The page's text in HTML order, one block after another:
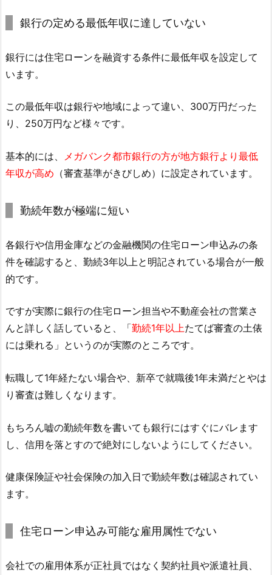
銀行の定める最低年収に達していない
銀行には住宅ローンを融資する条件に最低年収を設定して
います。
この最低年収は銀行や地域によって違い、300万円だった
り、250万円など様々です。
基本的には、
メガバンク都市銀行の方が地方銀行より最低
年収が高め （審査基準がきびしめ）に設定されています。
勤続年数が極端に短い
各銀行や信用金庫などの金融機関の住宅ローン申込みの条
件を確認すると、勤続3年以上と明記されている場合が一般
的です。
ですが実際に銀行の住宅ローン担当や不動産会社の営業さ
んと詳しく話していると、「勤続1年以上たてば審査の土俵
には乗れる」というのが実際のところです。
転職して1年経たない場合や、新卒で就職後1年未満だとやは
り審査は難しくなります。
もちろん嘘の勤続年数を書いても銀行にはすぐにバレます
し、信用を落とすので絶対にしないようにしてください。
健康保険証や社会保険の加入日で勤続年数は確認されてい
ます。
住宅ローン申込み可能な雇用属性でない
会社での雇用体系が正社員ではなく契約社員や派遣社員、